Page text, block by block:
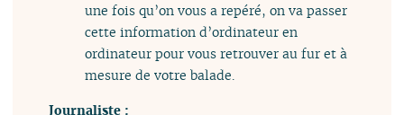
une fois qu’on vous a repéré, on va passer
cette information d’ordinateur en
ordinateur pour vous retrouver au fur et à
mesure de votre balade.
Journaliste :